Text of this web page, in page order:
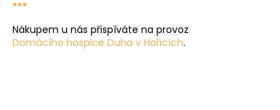
Nákupem u nás přispíváte na provoz
Domácího hospice Duha v Hořicích.